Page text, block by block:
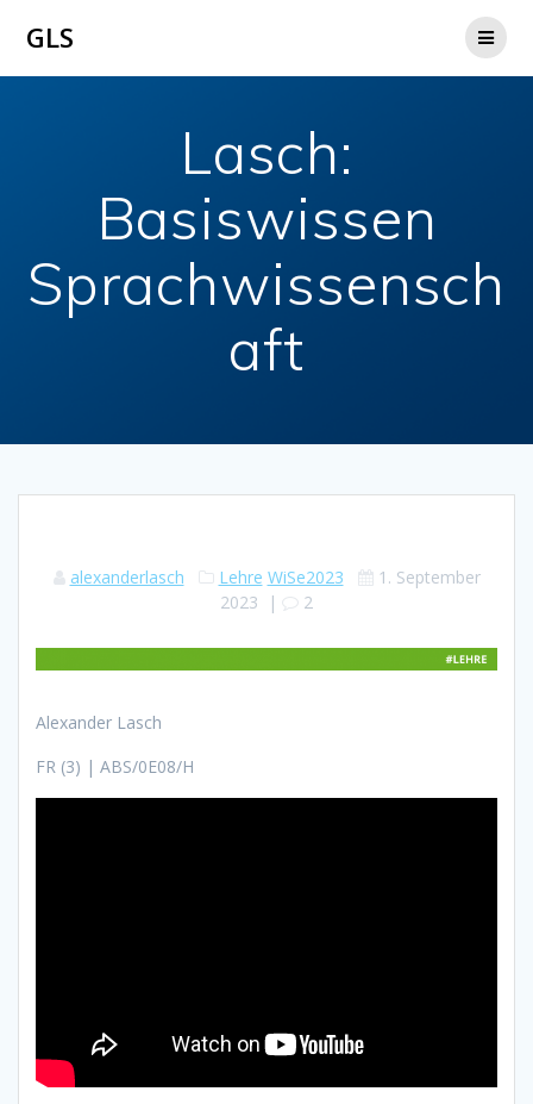
GLS
Lasch:
Basiswissen
Sprachwissensch
aft
alexanderlasch Lehre WiSe2023
1. September
2023 | 2
Alexander Lasch
FR (3) | ABS/0E08/H